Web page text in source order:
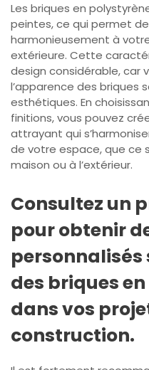
Les briques en
peintes, ce qui permet
harmonieusement à
extérieure. Cette
design considérable, car
l’apparence des briques
esthétiques. En
finitions, vous pouvez
attrayant qui
de votre espace, que ce
maison ou à l’extérieur.
Consultez un
pour obtenir
personnalisés
des briques
dans vos
construction.